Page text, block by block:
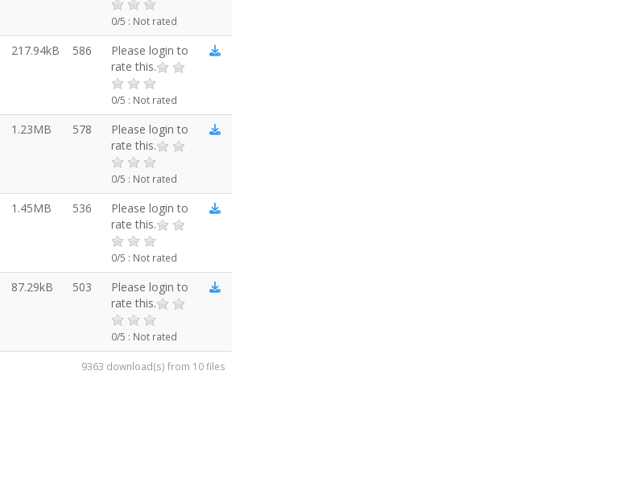
0/5 : Not rated
217.94kB 586
Please login to
rate this.
0/5 : Not rated
1.23MB 578
Please login to
rate this.
0/5 : Not rated
1.45MB 536
Please login to
rate this.
0/5 : Not rated
87.29kB 503
Please login to
rate this.
0/5 : Not rated
9363 download(s) from 10 files